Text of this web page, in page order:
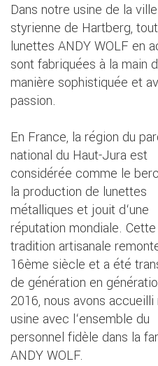
Dans notre usine de la ville
styrienne de Hartberg,
lunettes ANDY WOLF en
sont fabriquées à la main
manière sophistiquée et
passion.
En France, la région du
national du Haut-Jura est
considérée comme le
la production de lunettes
métalliques et jouit d‘une
réputation mondiale.
tradition artisanale
16ème siècle et a été
de génération en
2016, nous avons accueilli
usine avec l‘ensemble du
personnel fidèle dans la
ANDY WOLF.